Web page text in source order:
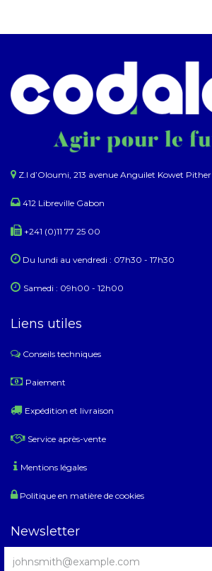
Z.I d’Oloumi, 213 avenue Anguilet Kowet Pither​
412 Libreville Gabon
+241 (0)11 77 25 00
Du lundi au ​​vendredi : 07h30 - 17h30
Samedi : 09h00 - 12h00
Liens utiles
Conseils techniques
​ Paiement
Expédition et livraison
Service après-vente
Mentions légales
Politique en matière de cookies
Newsletter